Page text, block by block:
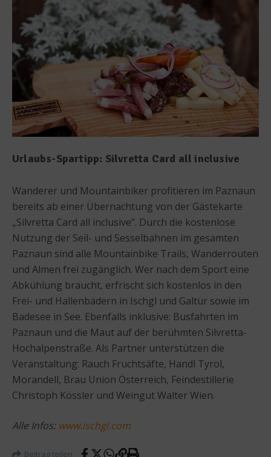
Urlaubs-Spartipp: Silvretta Card all inclusive
Wanderer und Mountainbiker profitieren im Paznaun
bereits ab einer Übernachtung von der Gästekarte
„Silvretta Card all inclusive“. Durch die kostenlose
Nutzung der Seil- und Sesselbahnen im gesamten
Paznaun sind alle Mountainbike Trails, Wanderrouten
und Almen frei zugänglich. Wer nach dem Sport eine
Abkühlung braucht, erfrischt sich kostenlos in den
Frei- und Hallenbädern in Ischgl und Galtür sowie im
Badesee in See. Ebenfalls inklusive: Busfahrten im
Paznaun und die Maut auf der berühmten Silvretta-
Hochalpenstraße. Als Partner unterstützen die
Veranstaltung: Rauch Fruchtsäfte, Handl Tyrol,
Morandell, Brau Union Österreich, Feindestillerie
Christoph Kössler und Weingut Walter Wien.
Alle Infos: www.ischgl.com
Beitrag teilen